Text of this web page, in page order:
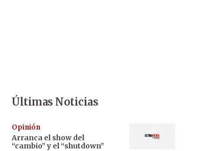
Últimas Noticias
Opinión
Arranca el show del
“cambio” y el “shutdown”